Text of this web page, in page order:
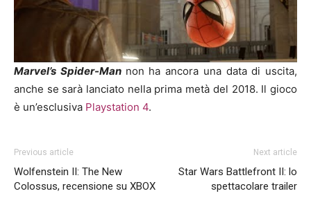
Marvel’s Spider-Man non ha ancora una data di uscita,
anche se sarà lanciato nella prima metà del 2018. Il gioco
è un’esclusiva Playstation 4.
Previous article
Wolfenstein II: The New
Colossus, recensione su XBOX
Next article
Star Wars Battlefront II: lo
spettacolare trailer